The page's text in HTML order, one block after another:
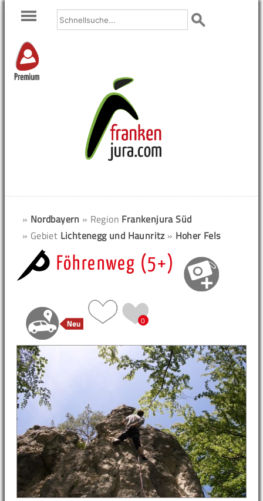
Premium
» Nordbayern » Region Frankenjura Süd
» Gebiet Lichtenegg und Haunritz » Hoher Fels
Föhrenweg (5+)
0